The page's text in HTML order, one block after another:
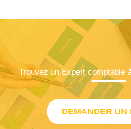
Trouvez un Expert comptable
DEMANDER UN